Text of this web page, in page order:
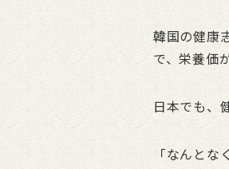
韓国の健康
で、栄養価
日本でも、
「なんとな